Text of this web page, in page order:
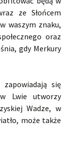
ze Słońcem
waszym znaku,
oraz
gdy Merkury
się
Lwie utworzy
Wadze, w
może także